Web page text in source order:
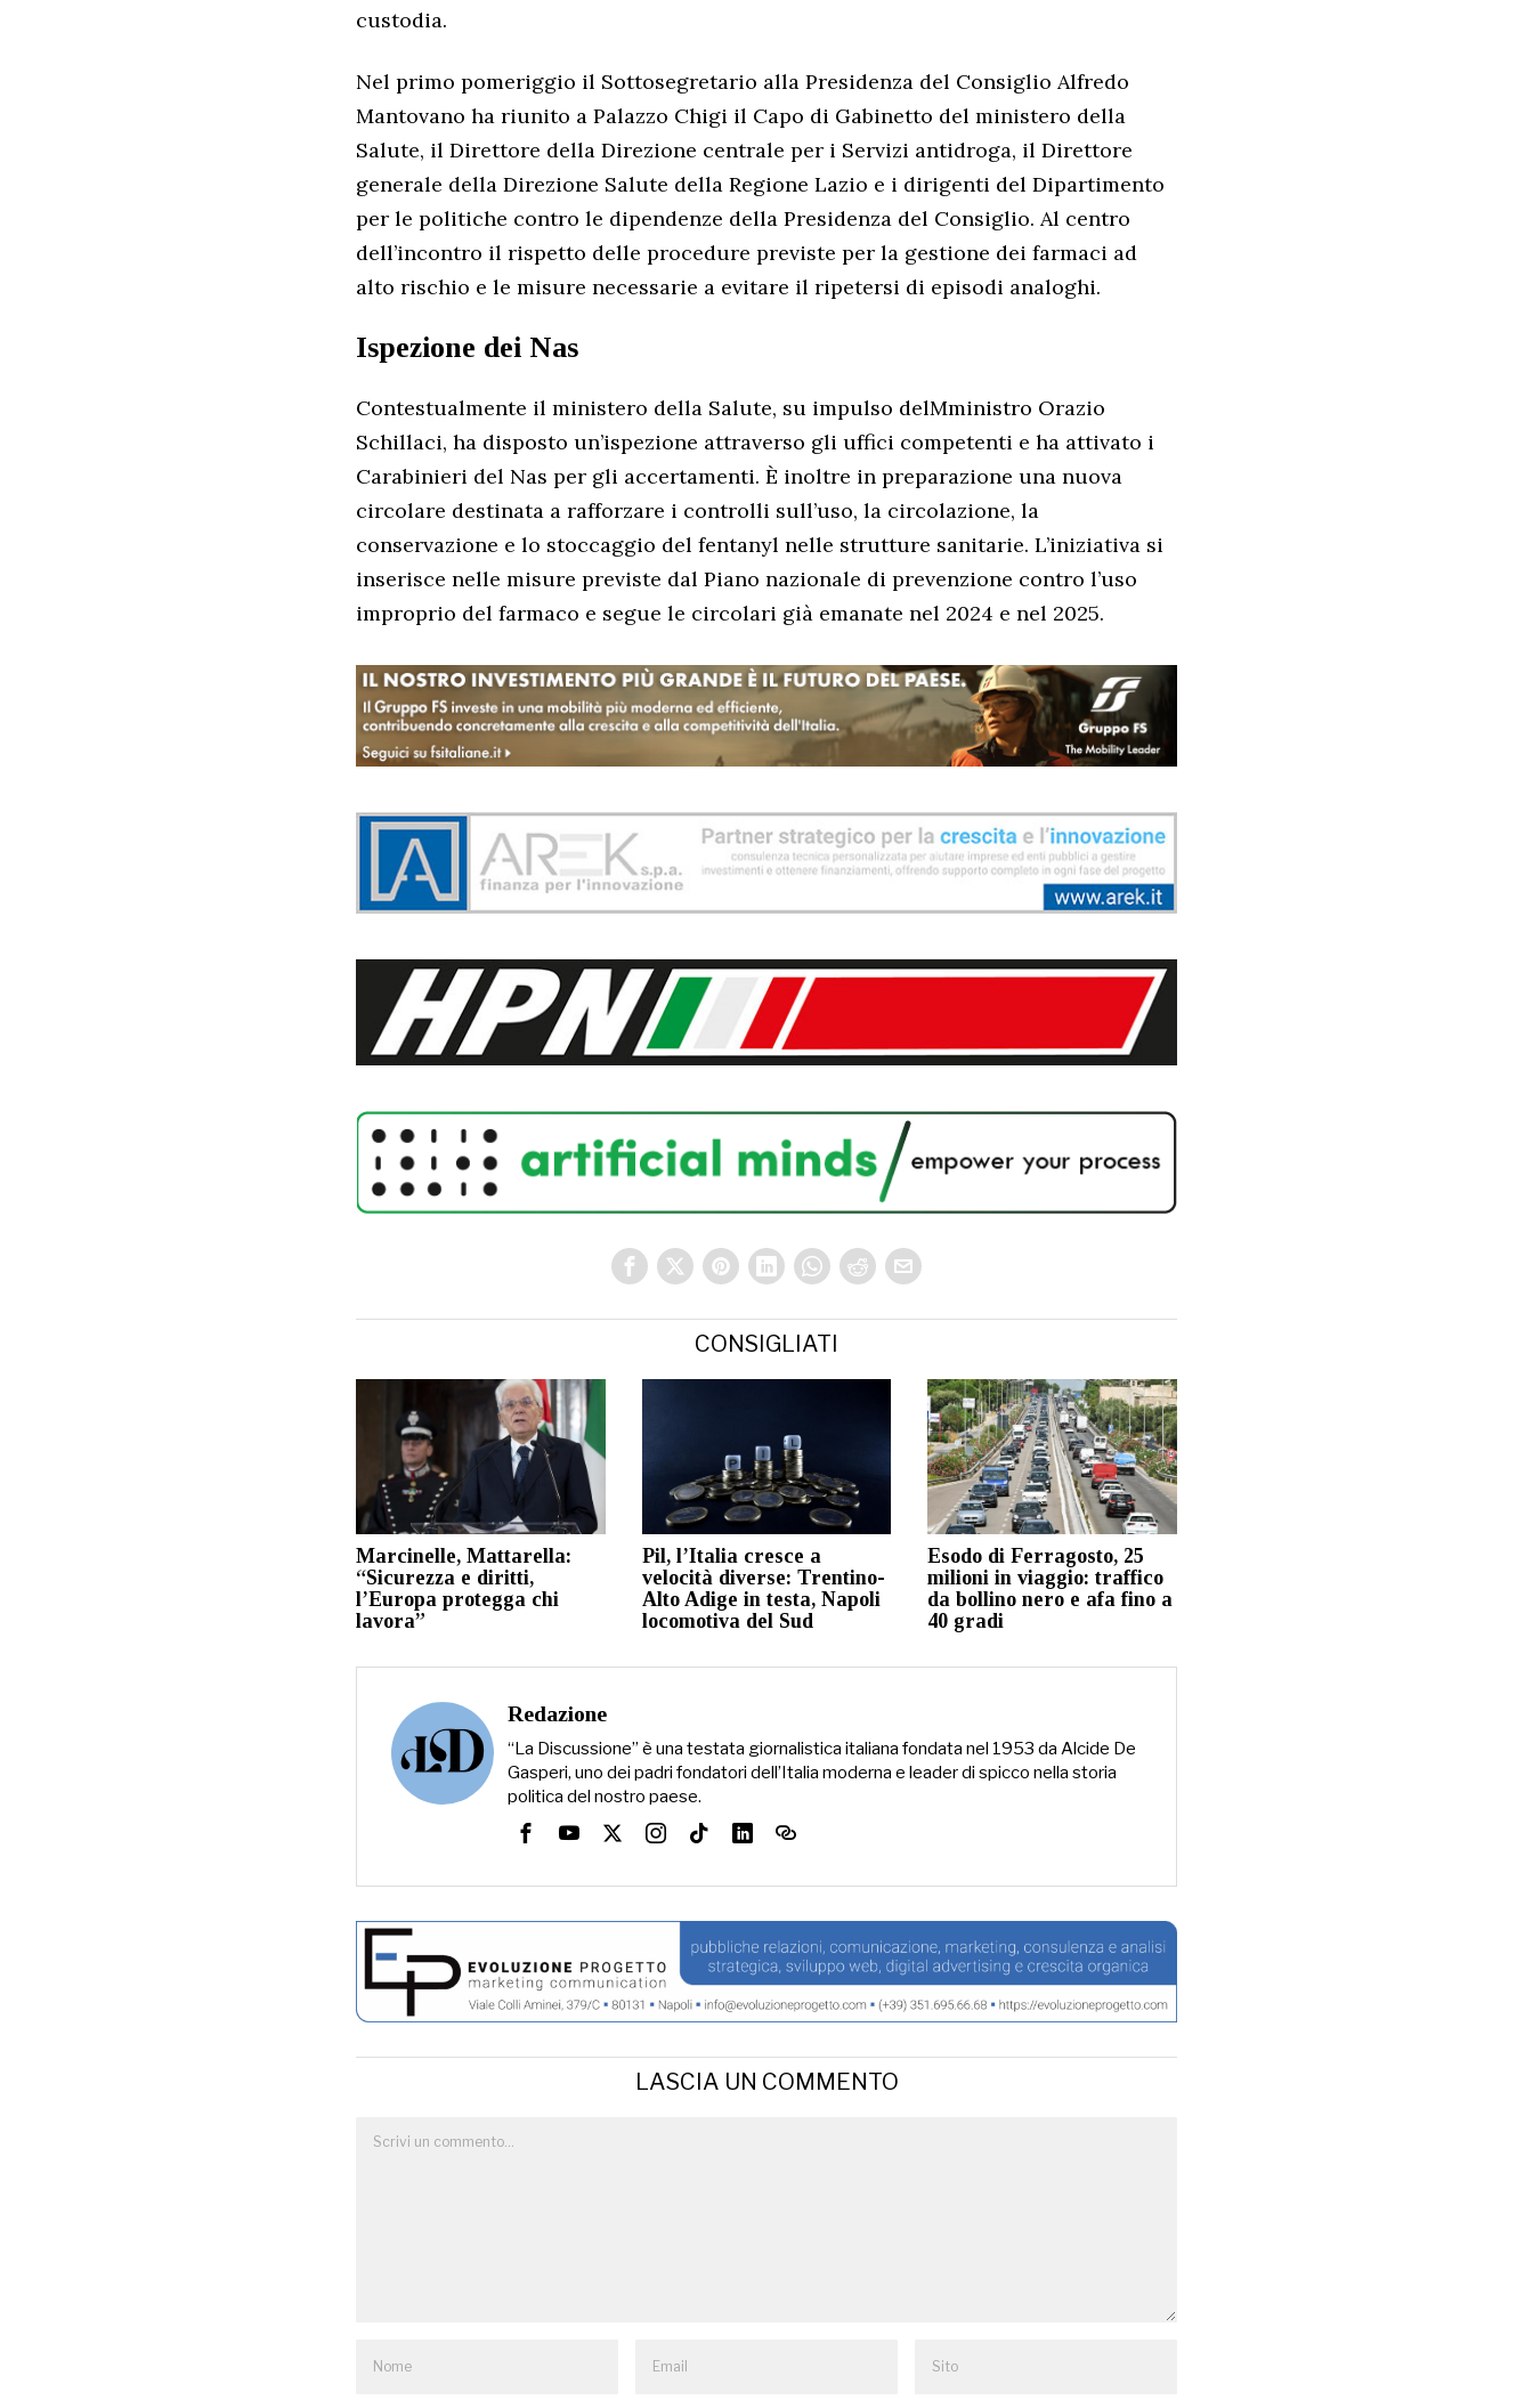
custodia.
Nel primo pomeriggio il Sottosegretario alla Presidenza del Consiglio Alfredo
Mantovano ha riunito a Palazzo Chigi il Capo di Gabinetto del ministero della
Salute, il Direttore della Direzione centrale per i Servizi antidroga, il Direttore
generale della Direzione Salute della Regione Lazio e i dirigenti del Dipartimento
per le politiche contro le dipendenze della Presidenza del Consiglio. Al centro
dell’incontro il rispetto delle procedure previste per la gestione dei farmaci ad
alto rischio e le misure necessarie a evitare il ripetersi di episodi analoghi.
Ispezione dei Nas
Contestualmente il ministero della Salute, su impulso delMministro Orazio
Schillaci, ha disposto un’ispezione attraverso gli uffici competenti e ha attivato i
Carabinieri del Nas per gli accertamenti. È inoltre in preparazione una nuova
circolare destinata a rafforzare i controlli sull’uso, la circolazione, la
conservazione e lo stoccaggio del fentanyl nelle strutture sanitarie. L’iniziativa si
inserisce nelle misure previste dal Piano nazionale di prevenzione contro l’uso
improprio del farmaco e segue le circolari già emanate nel 2024 e nel 2025.
CONSIGLIATI
Marcinelle, Mattarella:
“Sicurezza e diritti,
l’Europa protegga chi
lavora”
Pil, l’Italia cresce a
velocità diverse: Trentino-
Alto Adige in testa, Napoli
locomotiva del Sud
Esodo di Ferragosto, 25
milioni in viaggio: traffico
da bollino nero e afa fino a
40 gradi
Redazione
“La Discussione” è una testata giornalistica italiana fondata nel 1953 da Alcide De
Gasperi, uno dei padri fondatori dell’Italia moderna e leader di spicco nella storia
politica del nostro paese.
LASCIA UN COMMENTO